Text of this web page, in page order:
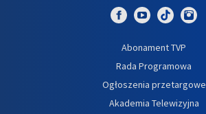
Abonament TVP
Rada Programowa
Ogłoszenia przetargowe
Akademia Telewizyjna